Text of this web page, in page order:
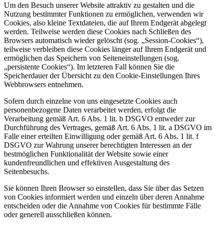
Um den Besuch unserer Website attraktiv zu gestalten und die
Nutzung bestimmter Funktionen zu ermöglichen, verwenden wir
Cookies, also kleine Textdateien, die auf Ihrem Endgerät abgelegt
werden. Teilweise werden diese Cookies nach Schließen des
Browsers automatisch wieder gelöscht (sog. „Session-Cookies“),
teilweise verbleiben diese Cookies länger auf Ihrem Endgerät und
ermöglichen das Speichern von Seiteneinstellungen (sog.
„persistente Cookies“). Im letzteren Fall können Sie die
Speicherdauer der Übersicht zu den Cookie-Einstellungen Ihres
Webbrowsers entnehmen.
Sofern durch einzelne von uns eingesetzte Cookies auch
personenbezogene Daten verarbeitet werden, erfolgt die
Verarbeitung gemäß Art. 6 Abs. 1 lit. b DSGVO entweder zur
Durchführung des Vertrages, gemäß Art. 6 Abs. 1 lit. a DSGVO im
Falle einer erteilten Einwilligung oder gemäß Art. 6 Abs. 1 lit. f
DSGVO zur Wahrung unserer berechtigten Interessen an der
bestmöglichen Funktionalität der Website sowie einer
kundenfreundlichen und effektiven Ausgestaltung des
Seitenbesuchs.
Sie können Ihren Browser so einstellen, dass Sie über das Setzen
von Cookies informiert werden und einzeln über deren Annahme
entscheiden oder die Annahme von Cookies für bestimmte Fälle
oder generell ausschließen können.